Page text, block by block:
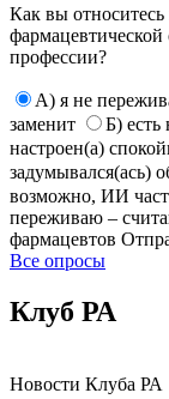
Как вы относитесь
профессии?
А) я не
заменит
Б) есть
настроен(а)
задумывался(ась)
возможно, ИИ
переживаю –
фармацевтов
Все опросы
Клуб РА
Новости Клуба РА